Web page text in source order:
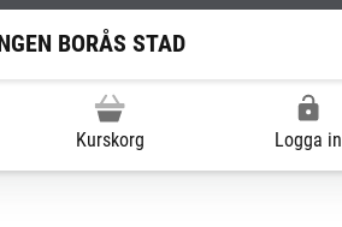
BORÅS STAD
Kurskorg Logga in